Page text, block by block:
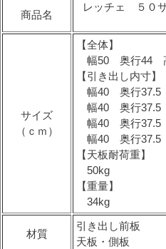
商品名
レッチェ ５０
サイズ
（ｃｍ）
【全体】
幅50 奥行44
【引き出し内寸】
幅40 奥行37.5
幅40 奥行37.5
幅40 奥行37.5
幅40 奥行37.5
【天板耐荷重】
50kg
【重量】
34kg
材質
引き出し前板
天板・側板